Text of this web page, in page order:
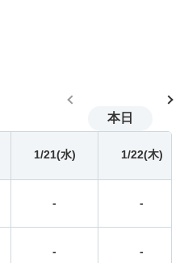
本日
1/21(水) 1/22(木)
- -
- -
- -